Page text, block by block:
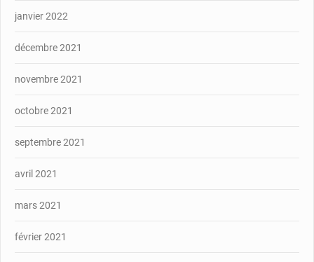
janvier 2022
décembre 2021
novembre 2021
octobre 2021
septembre 2021
avril 2021
mars 2021
février 2021